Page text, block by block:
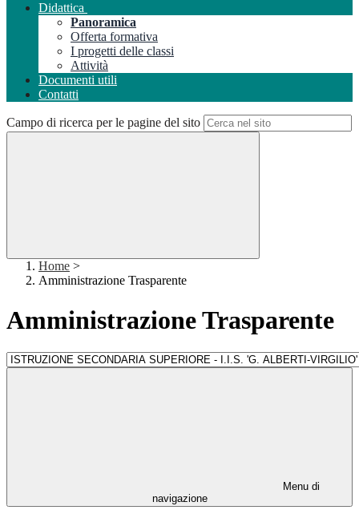
Didattica
Panoramica
Offerta formativa
I progetti delle classi
Attività
Documenti utili
Contatti
Campo di ricerca per le pagine del sito
Home >
Amministrazione Trasparente
Amministrazione Trasparente
Menu di
navigazione